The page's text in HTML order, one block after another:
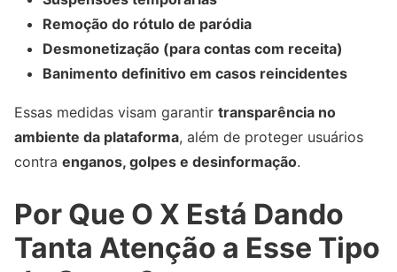
Remoção do rótulo de paródia
Desmonetização (para contas com receita)
Banimento definitivo em casos reincidentes
Essas medidas visam garantir transparência no
ambiente da plataforma, além de proteger usuários
contra enganos, golpes e desinformação.
Por Que O X Está Dando
Tanta Atenção a Esse Tipo